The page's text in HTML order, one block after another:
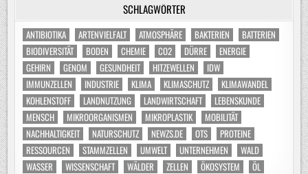
SCHLAGWÖRTER
ANTIBIOTIKA ARTENVIELFALT ATMOSPHÄRE BAKTERIEN
BATTERIEN
BIODIVERSITÄT
BODEN CHEMIE CO2 DÜRRE
ENERGIE
GEHIRN
GENOM GESUNDHEIT HITZEWELLEN
IDW
IMMUNZELLEN
INDUSTRIE KLIMA KLIMASCHUTZ
KLIMAWANDEL
KOHLENSTOFF
LANDNUTZUNG LANDWIRTSCHAFT
LEBENSKUNDE
MENSCH
MIKROORGANISMEN MIKROPLASTIK
MOBILITÄT
NACHHALTIGKEIT
NATURSCHUTZ NEWZS.DE OTS
PROTEINE
RESSOURCEN
STAMMZELLEN UMWELT UNTERNEHMEN
WALD
WASSER
WISSENSCHAFT WÄLDER ZELLEN ÖKOSYSTEM ÖL